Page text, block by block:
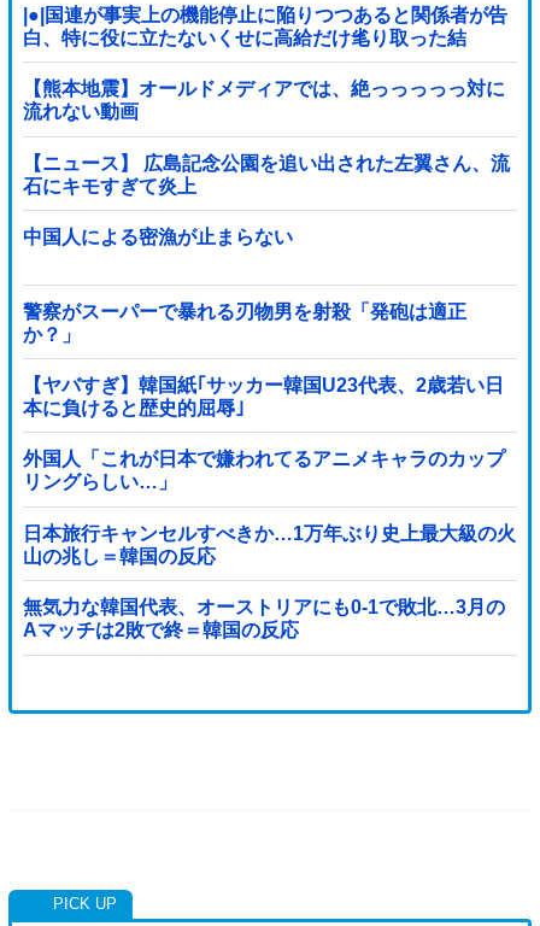
|●|国連が事実上の機能停止に陥りつつあると関係者が告
白、特に役に立たないくせに高給だけ毟り取った結
果……
【熊本地震】オールドメディアでは、絶っっっっっ対に
流れない動画
【ニュース】 広島記念公園を追い出された左翼さん、流
石にキモすぎて炎上
中国人による密漁が止まらない
警察がスーパーで暴れる刃物男を射殺「発砲は適正
か？」
【ヤバすぎ】韓国紙｢サッカー韓国U23代表、2歳若い日
本に負けると歴史的屈辱｣
外国人「これが日本で嫌われてるアニメキャラのカップ
リングらしい…」
日本旅行キャンセルすべきか…1万年ぶり史上最大級の火
山の兆し＝韓国の反応
無気力な韓国代表、オーストリアにも0-1で敗北…3月の
Aマッチは2敗で終＝韓国の反応